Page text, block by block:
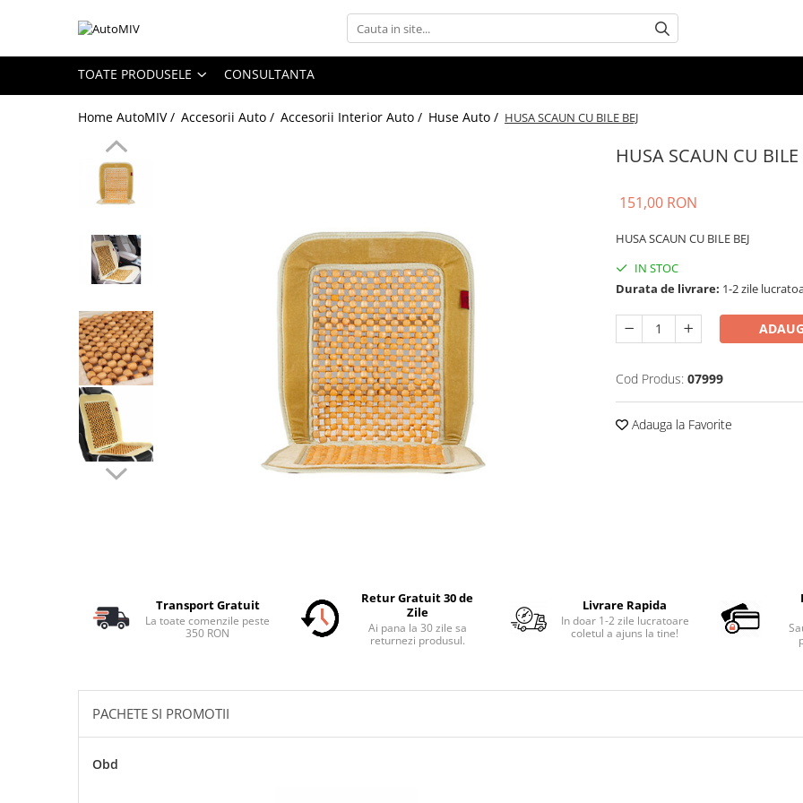
Toate Produsele
Oferta Saptamanii
Butoane Reglare Oglinzi
Butoane Blocare/Deblocare
Buton Clapeta Rezervor
Buton Portbagaj
Alte Butoane/Comutatoare
Butoane Semnalizare
Schimbatoare Viteze
Accesorii Auto
Accesorii Auto Exterior
Tavite Portbagaj Dedicate
Covorase Auto/ Presuri Auto
Seturi Interior
Accesorii Siguranta Auto
TOATE PRODUSELE CONSULTANTA
Home AutoMIV / Accesorii Auto / Accesorii Interior Auto / Huse Auto / HUSA SCAUN CU BILE BEJ
HUSA SCAUN CU BILE
151,00 RON
HUSA SCAUN CU BILE BEJ
IN STOC
Durata de livrare: 1-2 zile
Cod Produs: 07999
Adauga la Favorite
Transport Gratuit
La toate comenzile peste
350 RON
Retur Gratuit 30 de
Zile
Ai pana la 30 zile sa
returnezi produsul.
Livrare Rapida
In doar 1-2 zile lucratoare
coletul a ajuns la tine!
PACHETE SI PROMOTII
Obd